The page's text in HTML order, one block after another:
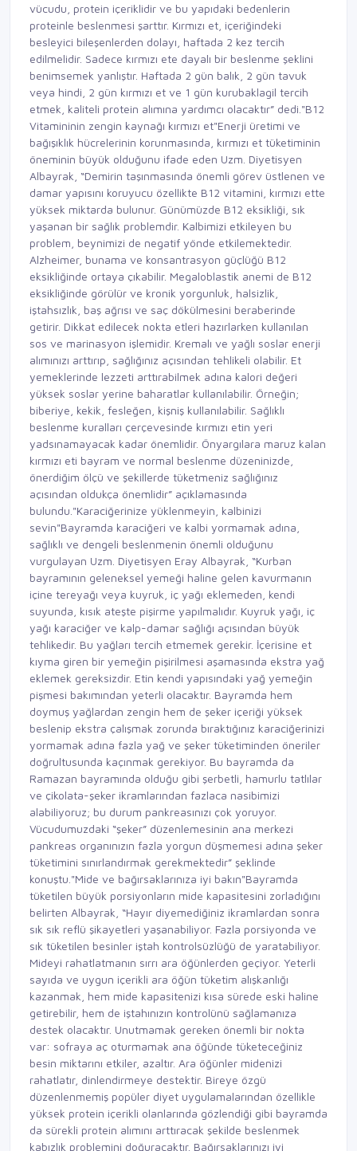
vücudu, protein içeriklidir ve bu yapıdaki bedenlerin
proteinle beslenmesi şarttır. Kırmızı et, içeriğindeki
besleyici bileşenlerden dolayı, haftada 2 kez tercih
edilmelidir. Sadece kırmızı ete dayalı bir beslenme şeklini
benimsemek yanlıştır. Haftada 2 gün balık, 2 gün tavuk
veya hindi, 2 gün kırmızı et ve 1 gün kurubaklagil tercih
etmek, kaliteli protein alımına yardımcı olacaktır” dedi."B12
Vitamininin zengin kaynağı kırmızı et"Enerji üretimi ve
bağışıklık hücrelerinin korunmasında, kırmızı et tüketiminin
öneminin büyük olduğunu ifade eden Uzm. Diyetisyen
Albayrak, “Demirin taşınmasında önemli görev üstlenen ve
damar yapısını koruyucu özellikte B12 vitamini, kırmızı ette
yüksek miktarda bulunur. Günümüzde B12 eksikliği, sık
yaşanan bir sağlık problemdir. Kalbimizi etkileyen bu
problem, beynimizi de negatif yönde etkilemektedir.
Alzheimer, bunama ve konsantrasyon güçlüğü B12
eksikliğinde ortaya çıkabilir. Megaloblastik anemi de B12
eksikliğinde görülür ve kronik yorgunluk, halsizlik,
iştahsızlık, baş ağrısı ve saç dökülmesini beraberinde
getirir. Dikkat edilecek nokta etleri hazırlarken kullanılan
sos ve marinasyon işlemidir. Kremalı ve yağlı soslar enerji
alımınızı arttırıp, sağlığınız açısından tehlikeli olabilir. Et
yemeklerinde lezzeti arttırabilmek adına kalori değeri
yüksek soslar yerine baharatlar kullanılabilir. Örneğin;
biberiye, kekik, fesleğen, kişniş kullanılabilir. Sağlıklı
beslenme kuralları çerçevesinde kırmızı etin yeri
yadsınamayacak kadar önemlidir. Önyargılara maruz kalan
kırmızı eti bayram ve normal beslenme düzeninizde,
önerdiğim ölçü ve şekillerde tüketmeniz sağlığınız
açısından oldukça önemlidir” açıklamasında
bulundu."Karaciğerinize yüklenmeyin, kalbinizi
sevin"Bayramda karaciğeri ve kalbi yormamak adına,
sağlıklı ve dengeli beslenmenin önemli olduğunu
vurgulayan Uzm. Diyetisyen Eray Albayrak, “Kurban
bayramının geleneksel yemeği haline gelen kavurmanın
içine tereyağı veya kuyruk, iç yağı eklemeden, kendi
suyunda, kısık ateşte pişirme yapılmalıdır. Kuyruk yağı, iç
yağı karaciğer ve kalp-damar sağlığı açısından büyük
tehlikedir. Bu yağları tercih etmemek gerekir. İçerisine et
kıyma giren bir yemeğin pişirilmesi aşamasında ekstra yağ
eklemek gereksizdir. Etin kendi yapısındaki yağ yemeğin
pişmesi bakımından yeterli olacaktır. Bayramda hem
doymuş yağlardan zengin hem de şeker içeriği yüksek
beslenip ekstra çalışmak zorunda bıraktığınız karaciğerinizi
yormamak adına fazla yağ ve şeker tüketiminden öneriler
doğrultusunda kaçınmak gerekiyor. Bu bayramda da
Ramazan bayramında olduğu gibi şerbetli, hamurlu tatlılar
ve çikolata-şeker ikramlarından fazlaca nasibimizi
alabiliyoruz; bu durum pankreasınızı çok yoruyor.
Vücudumuzdaki “şeker” düzenlemesinin ana merkezi
pankreas organınızın fazla yorgun düşmemesi adına şeker
tüketimini sınırlandırmak gerekmektedir” şeklinde
konuştu."Mide ve bağırsaklarınıza iyi bakın"Bayramda
tüketilen büyük porsiyonların mide kapasitesini zorladığını
belirten Albayrak, “Hayır diyemediğiniz ikramlardan sonra
sık sık reflü şikayetleri yaşanabiliyor. Fazla porsiyonda ve
sık tüketilen besinler iştah kontrolsüzlüğü de yaratabiliyor.
Mideyi rahatlatmanın sırrı ara öğünlerden geçiyor. Yeterli
sayıda ve uygun içerikli ara öğün tüketim alışkanlığı
kazanmak, hem mide kapasitenizi kısa sürede eski haline
getirebilir, hem de iştahınızın kontrolünü sağlamanıza
destek olacaktır. Unutmamak gereken önemli bir nokta
var: sofraya aç oturmamak ana öğünde tüketeceğiniz
besin miktarını etkiler, azaltır. Ara öğünler midenizi
rahatlatır, dinlendirmeye destektir. Bireye özgü
düzenlenmemiş popüler diyet uygulamalarından özellikle
yüksek protein içerikli olanlarında gözlendiği gibi bayramda
da sürekli protein alımını arttıracak şekilde beslenmek
kabızlık problemini doğuracaktır. Bağırsaklarınızı iyi